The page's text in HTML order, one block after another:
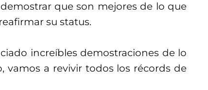
que son mejores de lo que
su status.
increíbles demostraciones de lo
vamos a revivir todos los récords de